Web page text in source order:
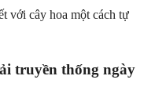
với cây hoa một cách tự
truyền thống ngày